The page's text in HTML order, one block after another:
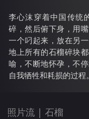
李心沫穿着中国传统
碎，然后俯下身，用
一个叼起来，放在另
地上所有的石榴碎块
喻，不断地怀孕，不
自我牺牲和耗损的过程。
照片流 | 石榴